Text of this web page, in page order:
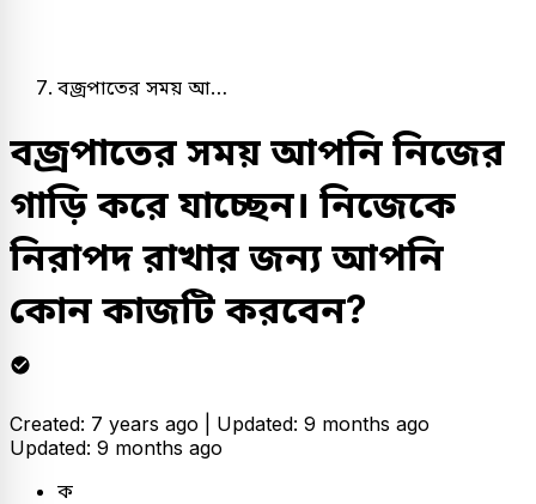
বজ্রপাতের সময় আ…
বজ্রপাতের সময় আপনি নিজের
গাড়ি করে যাচ্ছেন। নিজেকে
নিরাপদ রাখার জন্য আপনি
কোন কাজটি করবেন?
Created: 7 years ago | Updated: 9 months ago
Updated: 9 months ago
ক